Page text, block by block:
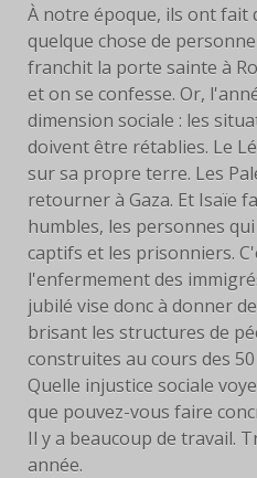
À notre époque, ils ont fait
quelque chose de
franchit la porte sainte à
et on se confesse. Or,
dimension sociale : les
doivent être rétablies. Le
sur sa propre terre. Les
retourner à Gaza. Et Isaïe
humbles, les personnes
captifs et les prisonniers.
l'enfermement des
jubilé vise donc à donner
brisant les structures de
construites au cours des
Quelle injustice sociale
que pouvez-vous faire
Il y a beaucoup de travail.
année.